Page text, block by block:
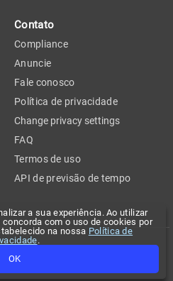
a sua experiência. Ao utilizar
com o uso de cookies por
na nossa Política de
.
OK
Contato
Compliance
Anuncie
Fale conosco
Política de privacidade
Change privacy settings
FAQ
Termos de uso
API de previsão de tempo
Todos os direitos reservados.